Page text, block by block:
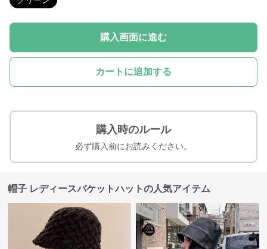
購入画面に進む
カートに追加する
購入時のルール
必ず購入前にお読みください。
帽子 レディースバケットハットの人気アイテム